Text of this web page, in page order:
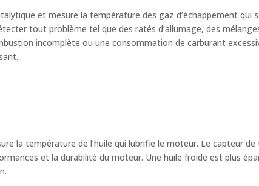
et mesure la température des gaz d’échappement
tout problème tel que des ratés d’allumage, des
incomplète ou une consommation de carburant
la température de l’huile qui lubrifie le moteur. Le capteur de
et la durabilité du moteur. Une huile froide est plus